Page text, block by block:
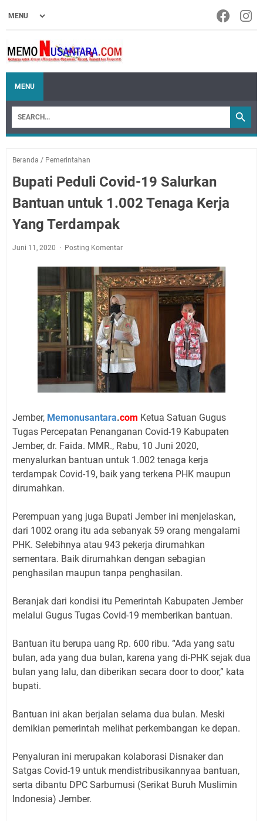
MENU
Beranda / Pemerintahan
Bupati Peduli Covid-19 Salurkan
Bantuan untuk 1.002 Tenaga Kerja
Yang Terdampak
Juni 11, 2020 Posting Komentar
Jember, Memonusantara.com Ketua Satuan Gugus
Tugas Percepatan Penanganan Covid-19 Kabupaten
Jember, dr. Faida. MMR., Rabu, 10 Juni 2020,
menyalurkan bantuan untuk 1.002 tenaga kerja
terdampak Covid-19, baik yang terkena PHK maupun
dirumahkan.
Perempuan yang juga Bupati Jember ini menjelaskan,
dari 1002 orang itu ada sebanyak 59 orang mengalami
PHK. Selebihnya atau 943 pekerja dirumahkan
sementara. Baik dirumahkan dengan sebagian
penghasilan maupun tanpa penghasilan.
Beranjak dari kondisi itu Pemerintah Kabupaten Jember
melalui Gugus Tugas Covid-19 memberikan bantuan.
Bantuan itu berupa uang Rp. 600 ribu. “Ada yang satu
bulan, ada yang dua bulan, karena yang di-PHK sejak dua
bulan yang lalu, dan diberikan secara door to door,” kata
bupati.
Bantuan ini akan berjalan selama dua bulan. Meski
demikian pemerintah melihat perkembangan ke depan.
Penyaluran ini merupakan kolaborasi Disnaker dan
Satgas Covid-19 untuk mendistribusikannyaa bantuan,
serta dibantu DPC Sarbumusi (Serikat Buruh Muslimin
Indonesia) Jember.